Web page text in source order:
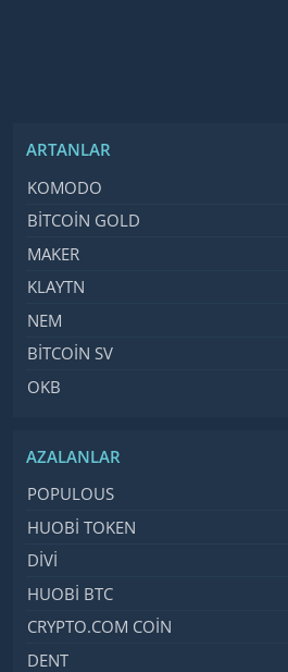
ARTANLAR
İsim, Kod
KOMODO
BITCOIN GOLD
MAKER
KLAYTN
NEM
BITCOIN SV
OKB
AZALANLAR
İsim, KodFiyat, Değişim
POPULOUS
HUOBI TOKEN
DIVI
HUOBI BTC
CRYPTO.COM COIN
DENT